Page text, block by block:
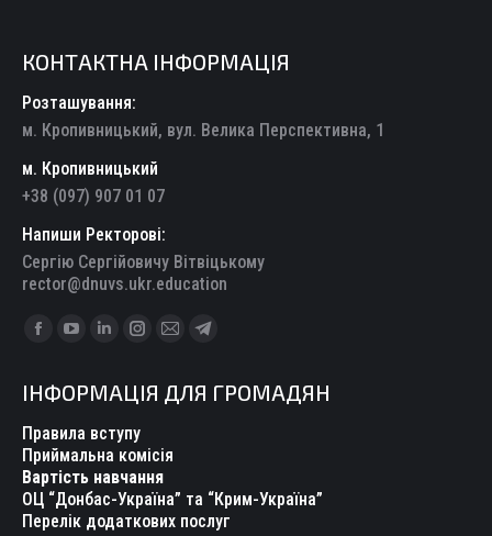
КОНТАКТНА ІНФОРМАЦІЯ
Розташування:
м. Кропивницький, вул. Велика Перспективна, 1
м. Кропивницький
+38 (097) 907 01 07
Напиши Ректорові:
Сергію Сергійовичу Вітвіцькому
rector@dnuvs.ukr.education
Find us on:
Facebook
opens
in
new
window
YouTube
opens
in
new
window
Linkedin
opens
in
new
window
Instagram
opens
in
new
window
Mail
opens
new
Telegram
opens
ІНФОРМАЦІЯ ДЛЯ ГРОМАДЯН
Правила вступу
Приймальна комісія
Вартість навчання
ОЦ “Донбас-Україна” та “Крим-Україна”
Перелік додаткових послуг